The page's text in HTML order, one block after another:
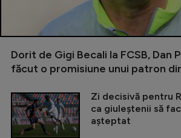
Dorit de Gigi Becali la FCSB, Dan
făcut o promisiune unui patron
Zi decisivă pentru
ca giuleștenii să
așteptat